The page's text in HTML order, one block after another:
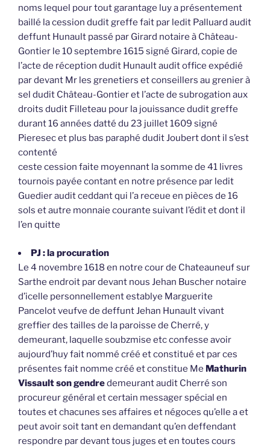
noms lequel pour tout garantage luy a présentement
baillé la cession dudit greffe fait par ledit Palluard audit
deffunt Hunault passé par Girard notaire à Château-
Gontier le 10 septembre 1615 signé Girard, copie de
l’acte de réception dudit Hunault audit office expédié
par devant Mr les grenetiers et conseillers au grenier à
sel dudit Château-Gontier et l’acte de subrogation aux
droits dudit Filleteau pour la jouissance dudit greffe
durant 16 années datté du 23 juillet 1609 signé
Pieresec et plus bas paraphé dudit Joubert dont il s’est
contenté
ceste cession faite moyennant la somme de 41 livres
tournois payée contant en notre présence par ledit
Guedier audit ceddant qui l’a receue en pièces de 16
sols et autre monnaie courante suivant l’édit et dont il
l’en quitte
PJ : la procuration
Le 4 novembre 1618 en notre cour de Chateauneuf sur
Sarthe endroit par devant nous Jehan Buscher notaire
d’icelle personnellement establye Marguerite
Pancelot veufve de deffunt Jehan Hunault vivant
greffier des tailles de la paroisse de Cherré, y
demeurant, laquelle soubzmise etc confesse avoir
aujourd’huy fait nommé créé et constitué et par ces
présentes fait nomme créé et constitue Me Mathurin
Vissault son gendredemeurant audit Cherré son
procureur général et certain messager spécial en
toutes et chacunes ses affaires et négoces qu’elle a et
peut avoir soit tant en demandant qu’en deffendant
respondre par devant tous juges et en toutes cours